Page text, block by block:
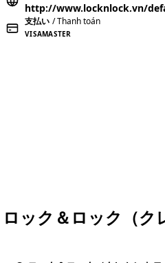
http://www.locknlock.vn/
支払い / Thanh toán
VISAMASTER
ロック＆ロック（